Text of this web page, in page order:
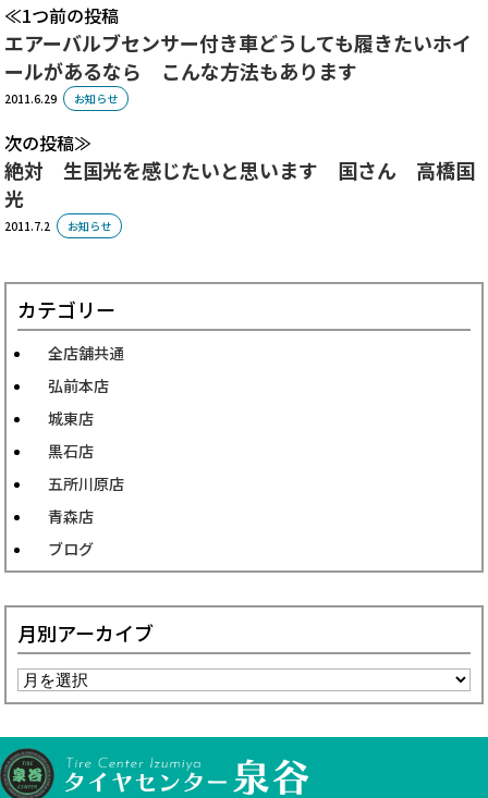
1つ前の投稿
エアーバルブセンサー付き車どうしても履きたいホイ
ールがあるなら こんな方法もあります
2011.6.29 お知らせ
次の投稿
絶対 生国光を感じたいと思います 国さん 高橋国
光
2011.7.2 お知らせ
カテゴリー
全店舗共通
弘前本店
城東店
黒石店
五所川原店
青森店
ブログ
月別アーカイブ